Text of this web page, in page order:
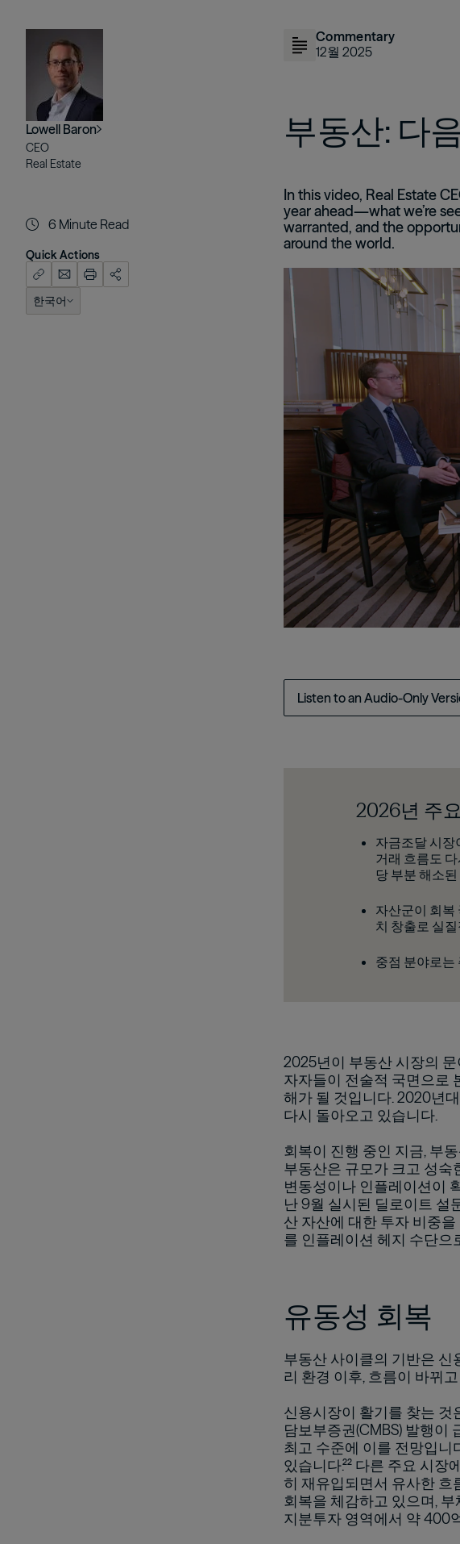
이미지
Lowell Baron
CEO
Real Estate
6 Minute Read
Quick Actions
한국어
English (US)
Commentary
12월 2025
부동산: 다
In this video, Real Estate
year ahead—what we’re
warranted, and the
around the world.
이미지
Listen to an Audio-Only
2026년 주
자금조달 시장
거래 흐름도
당 부분 해소
자산군이 회복
치 창출로 실
중점 분야로는
2025년이 부동산 시장의
자자들이 전술적 국면으로
해가 될 것입니다. 2020년
다시 돌아오고 있습니다.
회복이 진행 중인 지금, 부
부동산은 규모가 크고 성숙
변동성이나 인플레이션이
난 9월 실시된 딜로이트 설
산 자산에 대한 투자 비중
를 인플레이션 헤지 수단으
유동성 회복
부동산 사이클의 기반은 신
리 환경 이후, 흐름이 바뀌
신용시장이 활기를 찾는 것
담보부증권(CMBS) 발행이
최고 수준에 이를 전망입니
있습니다.²² 다른 주요 시
히 재유입되면서 유사한
회복을 체감하고 있으며,
지분투자 영역에서 약 400